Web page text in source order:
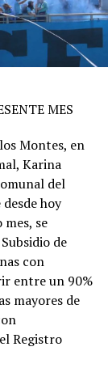
MES
Montes, en
Karina
del
hoy
se
de
con
entre un 90%
mayores de
Registro